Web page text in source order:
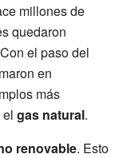
millones de
quedaron
el paso del
en
más
el gas natural.
renovable. Esto